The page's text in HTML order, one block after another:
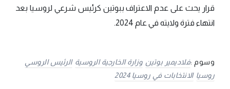
قرار يحث على عدم الاعتراف ببوتين كرئيس شرعي لروسيا بعد
انتهاء فترة ولايته في عام 2024.
وسوم :فلاديمير بوتين وزارة الخارجية الروسية الرئيس الروسي
روسيا الانتخابات في روسيا 2024